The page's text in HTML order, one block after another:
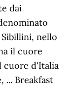
dai
nello
il cuore
cuore d'Italia
... Breakfast